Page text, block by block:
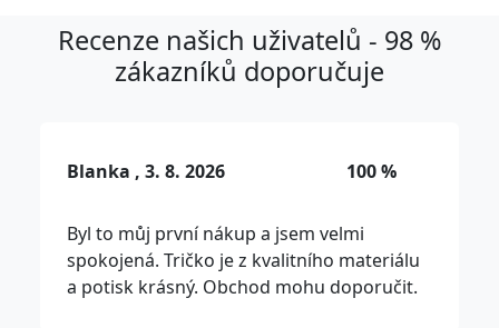
Recenze našich uživatelů - 98 %
zákazníků doporučuje
Blanka , 3. 8. 2026 100 %
Byl to můj první nákup a jsem velmi
spokojená. Tričko je z kvalitního materiálu
a potisk krásný. Obchod mohu doporučit.